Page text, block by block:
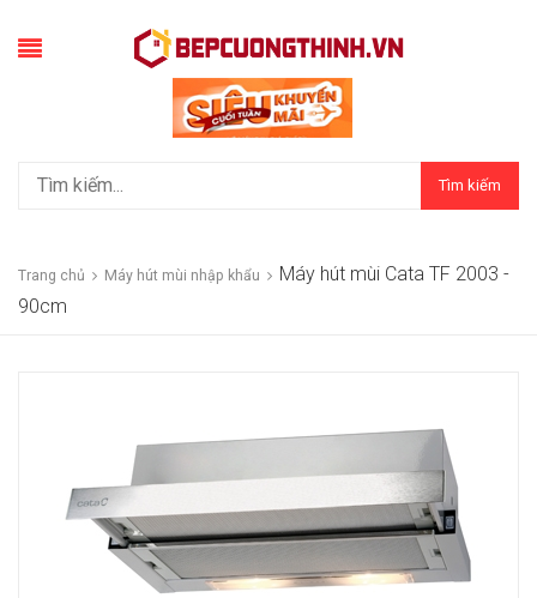
Tìm kiếm
Trang chủ Máy hút mùi nhập khẩu
Máy hút mùi Cata TF 2003 -
90cm